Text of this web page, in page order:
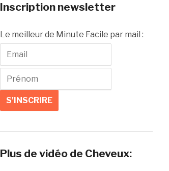
Inscription newsletter
Le meilleur de Minute Facile par mail :
Plus de vidéo de Cheveux: